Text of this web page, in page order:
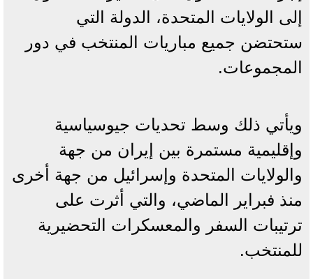
إلى الولايات المتحدة، الدولة التي
ستحتضن جميع مباريات المنتخب في دور
المجموعات.
ويأتي ذلك وسط تحديات جيوسياسية
وإقليمية مستمرة بين إيران من جهة
والولايات المتحدة وإسرائيل من جهة أخرى
منذ فبراير الماضي، والتي أثرت على
ترتيبات السفر والمعسكرات التحضيرية
للمنتخب.